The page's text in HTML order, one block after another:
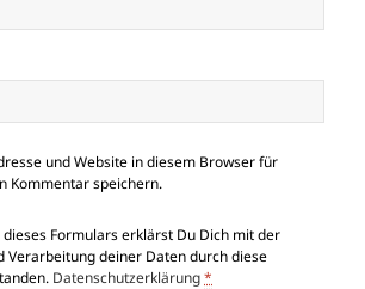
und Website in diesem Browser für
Kommentar speichern.
Formulars erklärst Du Dich mit der
Verarbeitung deiner Daten durch diese
Datenschutzerklärung *